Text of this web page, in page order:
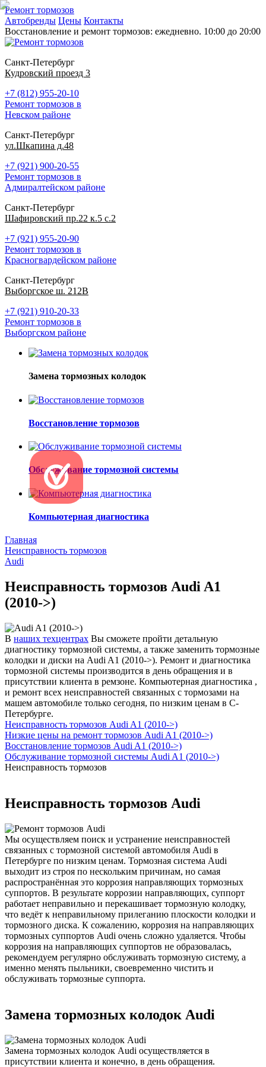
Ремонт тормозов
Автобренды Цены Контакты
Восстановление и ремонт тормозов: ежедневно. 10:00 до 20:00
Санкт-Петербург
Кудровский проезд 3
+7 (812) 955-20-10
Ремонт тормозов в
Невском районе
Санкт-Петербург
ул.Шкапина д.48
+7 (921) 900-20-55
Ремонт тормозов в
Адмиралтейском районе
Санкт-Петербург
Шафировский пр.22 к.5 с.2
+7 (921) 955-20-90
Ремонт тормозов в
Красногвардейском районе
Санкт-Петербург
Выборгское ш. 212В
+7 (921) 910-20-33
Ремонт тормозов в
Выборгском районе
Замена тормозных колодок
Восстановление тормозов
Обслуживание тормозной системы
Компьютерная диагностика
Главная
Неисправность тормозов
Audi
Неисправность тормозов Audi A1
(2010->)
В наших техцентрах Вы сможете пройти детальную
диагностику тормозной системы, а также заменить тормозные
колодки и диски на Audi A1 (2010->). Ремонт и диагностика
тормозной системы производится в день обращения и в
присутствии клиента в ремзоне. Компьютерная диагностика ,
и ремонт всех неисправностей связанных с тормозами на
машем автомобиле только сегодня, по низким ценам в С-
Петербурге.
Неисправность тормозов Audi A1 (2010->)
Низкие цены на ремонт тормозов Audi A1 (2010->)
Восстановление тормозов Audi A1 (2010->)
Обслуживание тормозной системы Audi A1 (2010->)
Неисправность тормозов
Неисправность тормозов Audi
Мы осуществляем поиск и устранение неисправностей
связанных с тормозной системой автомобиля Audi в
Петербурге по низким ценам. Тормозная система Audi
выходит из строя по нескольким причинам, но самая
распространённая это коррозия направляющих тормозных
суппортов. В результате коррозии направляющих, суппорт
работает неправильно и перекашивает тормозную колодку,
что ведёт к неправильному прилеганию плоскости колодки и
тормозного диска. К сожалению, коррозия на направляющих
тормозных суппортов Audi очень сложно удаляется. Чтобы
коррозия на направляющих суппортов не образовалась,
рекомендуем регулярно обслуживать тормозную систему, а
именно менять пыльники, своевременно чистить и
обслуживать тормозные суппорта.
Замена тормозных колодок Audi
Замена тормозных колодок Audi осуществляется в
присутствии клиента и конечно, в день обращения.